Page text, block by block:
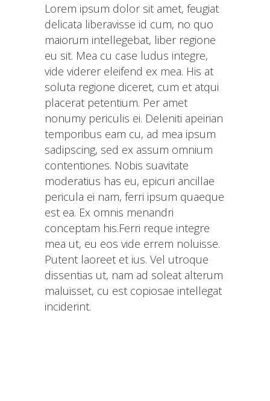
Lorem ipsum dolor sit amet, feugiat
delicata liberavisse id cum, no quo
maiorum intellegebat, liber regione
eu sit. Mea cu case ludus integre,
vide viderer eleifend ex mea. His at
soluta regione diceret, cum et atqui
placerat petentium. Per amet
nonumy periculis ei. Deleniti apeirian
temporibus eam cu, ad mea ipsum
sadipscing, sed ex assum omnium
contentiones. Nobis suavitate
moderatius has eu, epicuri ancillae
pericula ei nam, ferri ipsum quaeque
est ea. Ex omnis menandri
conceptam his.Ferri reque integre
mea ut, eu eos vide errem noluisse.
Putent laoreet et ius. Vel utroque
dissentias ut, nam ad soleat alterum
maluisset, cu est copiosae intellegat
inciderint.